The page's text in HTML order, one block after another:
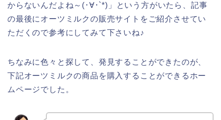
からないんだよね～(･∀･`*)」という方がいたら、記事
の最後にオーツミルクの販売サイトをご紹介させてい
ただくので参考にしてみて下さいね♪
ちなみに色々と探して、発見することができたのが、
下記オーツミルクの商品を購入することができるホー
ムページでした。